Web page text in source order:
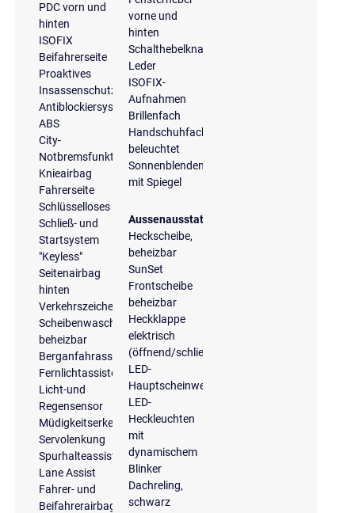
PDC vorn und
hinten
ISOFIX
Beifahrerseite
Proaktives
Insassenschutzsystem
Antiblockiersystem
ABS
City-
Notbremsfunktion
Knieairbag
Fahrerseite
Schlüsselloses
Schließ- und
Startsystem
"Keyless"
Seitenairbag
hinten
Verkehrszeichenerkennung
Scheibenwaschdüsen
beheizbar
Berganfahrassistent
Fernlichtassistent
Licht-und
Regensensor
Müdigkeitserkennung
Servolenkung
Spurhalteassistent
Lane Assist
Fahrer- und
Beifahrerairbag
vorne und
hinten
Schalthebelknauf
Leder
ISOFIX-
Aufnahmen
Brillenfach
Handschuhfach
beleuchtet
Sonnenblenden
mit Spiegel
Aussenausstattung
Heckscheibe,
beheizbar
SunSet
Frontscheibe
beheizbar
Heckklappe
elektrisch
(öffnend/schließend)
LED-
Hauptscheinwerfer
LED-
Heckleuchten
mit
dynamischem
Blinker
Dachreling,
schwarz